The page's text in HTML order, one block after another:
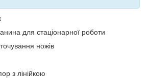
для стаціонарної роботи
ножів
з лінійкою